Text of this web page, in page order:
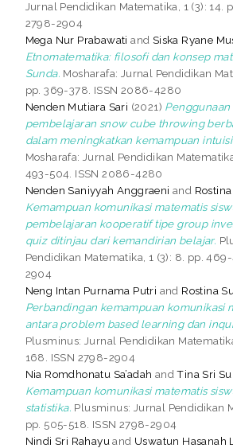
Jurnal Pendidikan Matematika, 1 (3): 14.
2798-2904
Mega Nur Prabawati and Siska Ryane
Etnomatematika: filosofi dan konsep
Sunda. Mosharafa: Jurnal Pendidikan
pp. 369-378. ISSN 2086-4280
Nenden Mutiara Sari (2021)
pembelajaran snow cube throwing
dalam meningkatkan kemampuan
Mosharafa: Jurnal Pendidikan
493-504. ISSN 2086-4280
Nenden Saniyyah Anggraeni and
Kemampuan komunikasi matematis
pembelajaran kooperatif tipe group
quiz ditinjau dari kemandirian belajar.
Pendidikan Matematika, 1 (3): 8. pp.
2904
Neng Intan Purnama Putri and Rostina
Perbandingan kemampuan komunikasi
antara problem based learning dan
Plusminus: Jurnal Pendidikan
168. ISSN 2798-2904
Nia Romdhonatu Sa’adah andTina Sri
Kemampuan komunikasi matematis
statistika. Plusminus: Jurnal Pendidikan
pp. 505-518. ISSN 2798-2904
Nindi Sri Rahayu and Uswatun Hasanah